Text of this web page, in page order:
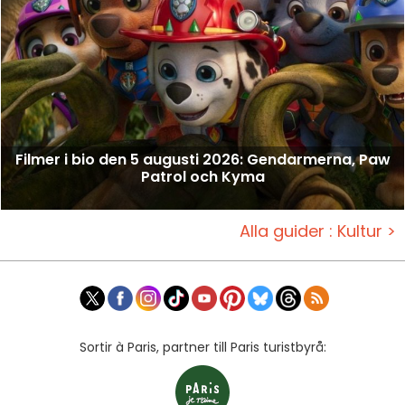
Filmer i bio den 5 augusti 2026: Gendarmerna, Paw
Patrol och Kyma
Alla guider : Kultur >
Sortir à Paris, partner till Paris turistbyrå: